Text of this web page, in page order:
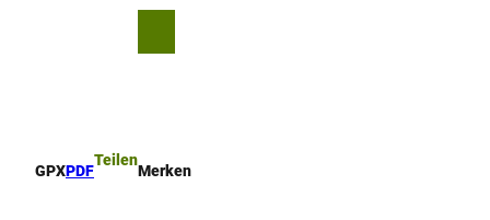
GPXPDF
Teilen
Merken